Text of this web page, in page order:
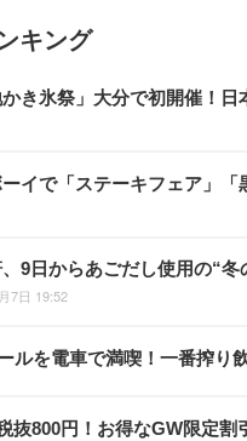
キング
かき氷祭」大分で初開催！
イで「ステーキフェア」
9日からあごだし使用の“
7日 19:52
ルを電車で満喫！一番搾り
抜800円！お得なGW限定割